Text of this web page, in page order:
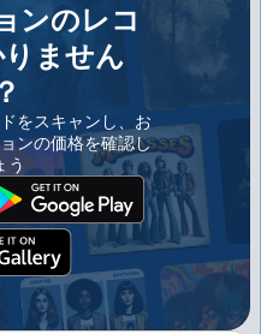
ンのレコ
ません
をスキャンし、お
ンの価格を確認し
う